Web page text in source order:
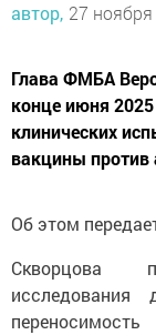
автор, 27
Глава ФМБА
конце июня 2025
клинических
вакцины против
Об этом
Скворцова
исследования